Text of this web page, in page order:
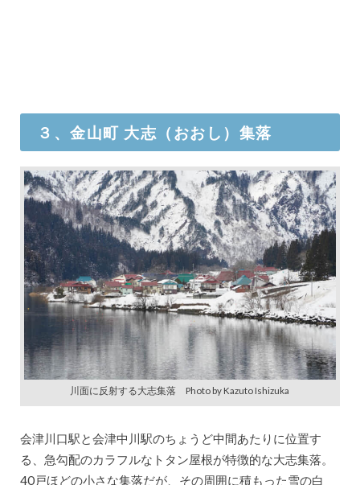
３、金山町 大志（おおし）集落
川面に反射する大志集落 Photo by Kazuto Ishizuka
会津川口駅と会津中川駅のちょうど中間あたりに位置す
る、急勾配のカラフルなトタン屋根が特徴的な大志集落。
40戸ほどの小さな集落だが、その周囲に積もった雪の白